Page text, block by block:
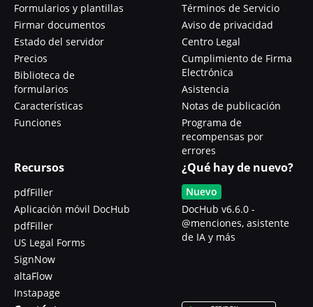
Formularios y plantillas
Firmar documentos
Estado del servidor
Precios
Biblioteca de
formularios
Características
Funciones
Términos de Servicio
Aviso de privacidad
Centro Legal
Cumplimiento de Firma
Electrónica
Asistencia
Notas de publicación
Programa de
recompensas por
errores
Recursos
pdfFiller
Aplicación móvil DocHub
pdfFiller
US Legal Forms
SignNow
altaFlow
Instapage
¿Qué hay de nuevo?
Nuevo
DocHub v6.6.0 -
@menciones, asistente
de IA y más